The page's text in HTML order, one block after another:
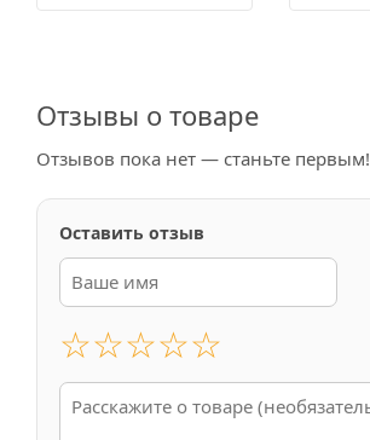
Отзывы о товаре
Отзывов пока нет — станьте первым!
Оставить отзыв
☆☆☆☆☆